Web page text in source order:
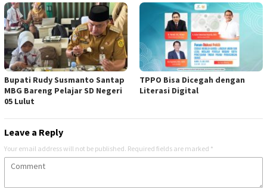
Bupati Rudy Susmanto Santap
MBG Bareng Pelajar SD Negeri
05 Lulut
TPPO Bisa Dicegah dengan
Literasi Digital
Leave a Reply
Your email address will not be published. Required fields are marked *